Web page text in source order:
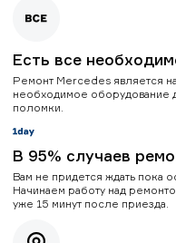
Есть все
Ремонт Mercedes является
необходимое оборудование
поломки.
В 95% случаев
Вам не придется ждать пока
Начинаем работу над
уже 15 минут после приезда.